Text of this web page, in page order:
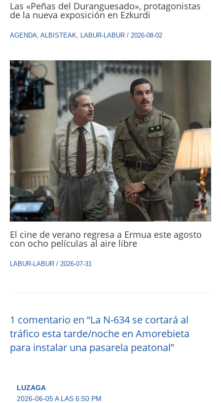
Las «Peñas del Duranguesado», protagonistas
de la nueva exposición en Ezkurdi
AGENDA ALBISTEAK LABUR-LABUR / 2026-08-02
El cine de verano regresa a Ermua este agosto
con ocho películas al aire libre
LABUR-LABUR / 2026-07-31
1 comentario en “La N-634 se cortará al
tráfico esta tarde/noche en Amorebieta
para instalar una pasarela peatonal”
LUZAGA
2026-06-05 A LAS 6:50 PM